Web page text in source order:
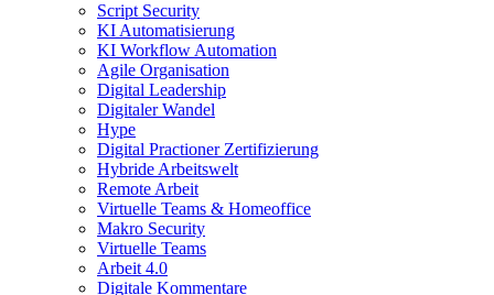
Script Security
KI Automatisierung
KI Workflow Automation
Agile Organisation
Digital Leadership
Digitaler Wandel
Hype
Digital Practioner Zertifizierung
Hybride Arbeitswelt
Remote Arbeit
Virtuelle Teams & Homeoffice
Makro Security
Virtuelle Teams
Arbeit 4.0
Digitale Kommentare